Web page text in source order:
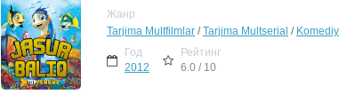
Жанр
Tarjima Multfilmlar /Tarjima Multserial /
Год
2012
Рейтинг
6.0 / 10